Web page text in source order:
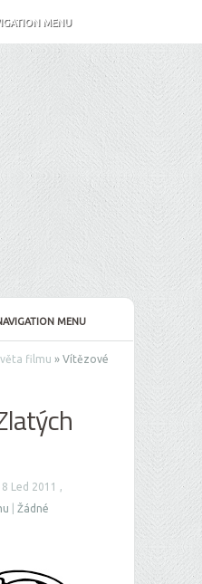
MENU
MENU
filmu » Vítězové
Led 2011 ,
Žádné